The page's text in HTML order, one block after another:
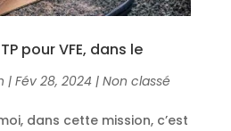
pour VFE, dans le
| Fév 28, 2024| Non classé
dans cette mission, c’est